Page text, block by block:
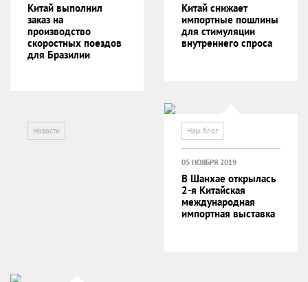
Новости
Китай выполнил
заказ на
производство
скоростных поездов
для Бразилии
Наш блог
Китай снижает
импортные пошлины
для стимуляции
внутреннего спроса
05 НОЯБРЯ 2019
В Шанхае открылась
2-я Китайская
международная
импортная выставка